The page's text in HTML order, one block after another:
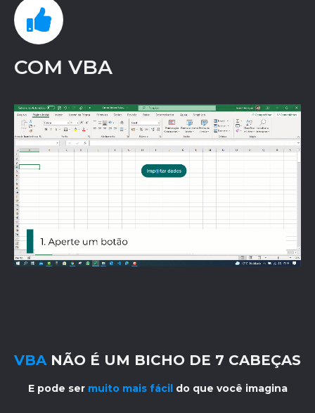
COM VBA
VBA NÃO É UM BICHO DE 7 CABEÇAS
E pode ser muito mais fácil do que você imagina